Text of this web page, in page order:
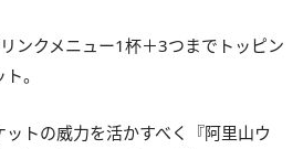
ンクメニュー1杯＋3つまでトッピン
。
トの威力を活かすべく『阿里山ウ